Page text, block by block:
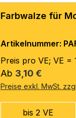
Farbwalze für
Artikelnummer:
Preis pro VE; VE =
Regulärer Preis:
Ab 3,10 €
Preise exkl. MwSt.
bis 2 VE